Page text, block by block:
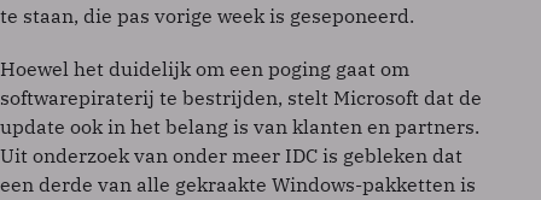
te staan, die pas vorige week is geseponeerd.
Hoewel het duidelijk om een poging gaat om
softwarepiraterij te bestrijden, stelt Microsoft dat de
update ook in het belang is van klanten en partners.
Uit onderzoek van onder meer IDC is gebleken dat
een derde van alle gekraakte Windows-pakketten is